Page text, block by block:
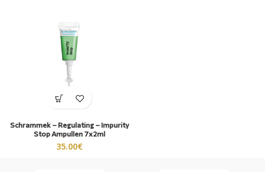
Schrammek – Regulating – Impurity
Stop Ampullen 7x2ml
35.00€